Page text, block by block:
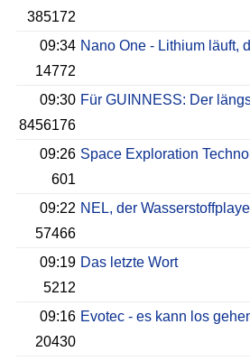
385172
09:34
14772
Nano One - Lithium läuft,
09:30
8456176
Für GUINNESS: Der
09:26
601
Space Exploration
09:22
57466
NEL, der
09:19
5212
Das letzte Wort
09:16
20430
Evotec - es kann los